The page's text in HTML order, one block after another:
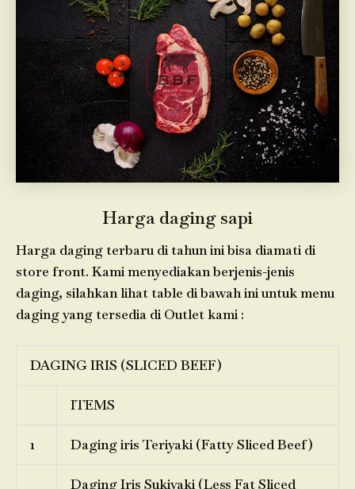
Harga daging sapi
Harga daging terbaru di tahun ini bisa diamati di
store front. Kami menyediakan berjenis-jenis
daging, silahkan lihat table di bawah ini untuk menu
daging yang tersedia di Outlet kami :
DAGING IRIS (SLICED BEEF)
ITEMS
1 Daging iris Teriyaki (Fatty Sliced Beef)
Daging Iris Sukiyaki (Less Fat Sliced